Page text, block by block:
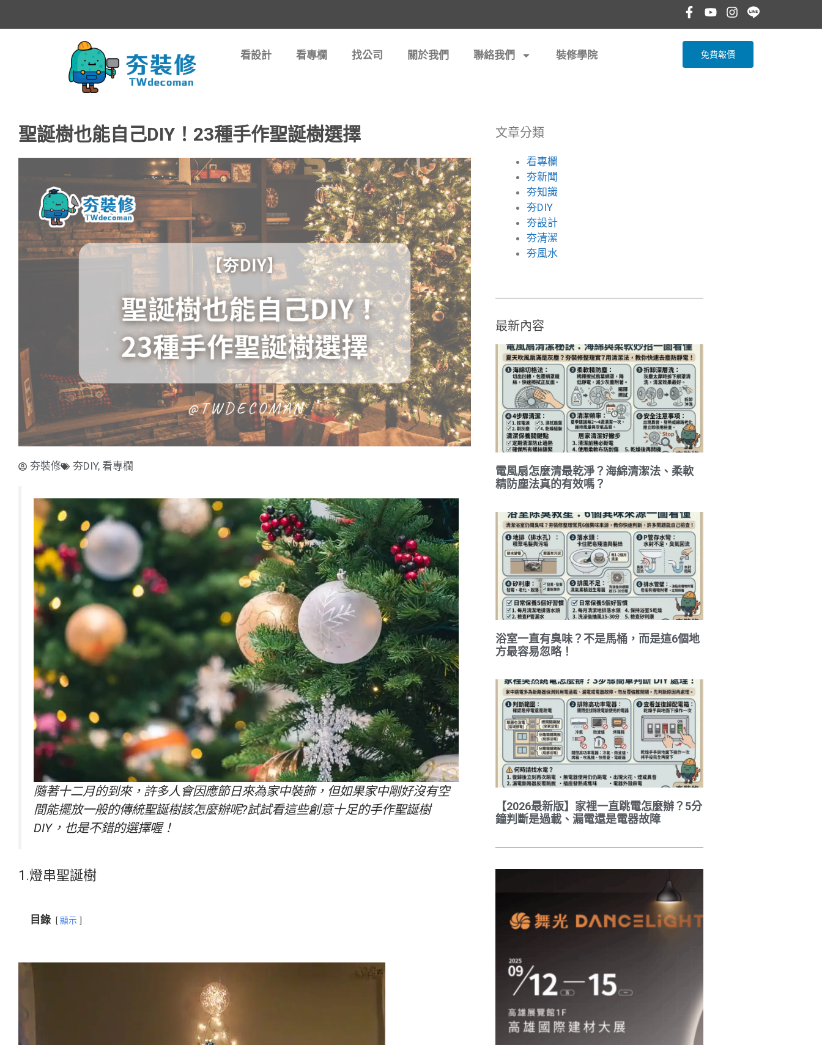
看設計 看專欄 找公司 關於我們 聯絡我們 裝修學院 免費報價
聖誕樹也能自己DIY！23種手作聖誕樹選擇
夯裝修 夯DIY, 看專欄
隨著十二月的到來，許多人會因應節日來為家中裝飾，但如果家中剛好沒有空
間能擺放一般的傳統聖誕樹該怎麼辦呢?試試看這些創意十足的手作聖誕樹
DIY，也是不錯的選擇喔！
1.燈串聖誕樹
目錄 顯示
文章分類
看專欄
夯新聞
夯知識
夯DIY
夯設計
夯清潔
夯風水
最新內容
電風扇怎麼清最乾淨？海綿清潔法、柔軟
精防塵法真的有效嗎？
浴室一直有臭味？不是馬桶，而是這6個地
方最容易忽略！
【2026最新版】家裡一直跳電怎麼辦？5分
鐘判斷是過載、漏電還是電器故障